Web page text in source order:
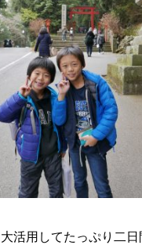
活用してたっぷり二日